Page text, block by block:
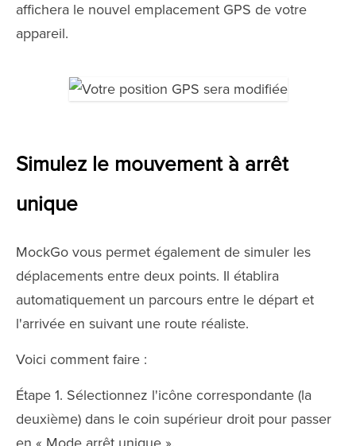
affichera le nouvel emplacement GPS de votre
appareil.
Simulez le mouvement à arrêt
unique
MockGo vous permet également de simuler les
déplacements entre deux points. Il établira
automatiquement un parcours entre le départ et
l'arrivée en suivant une route réaliste.
Voici comment faire :
Étape 1. Sélectionnez l'icône correspondante (la
deuxième) dans le coin supérieur droit pour passer